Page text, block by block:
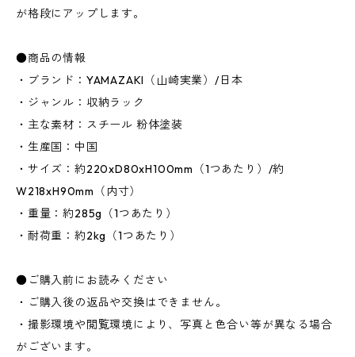
が格段にアップします。
●商品の情報
・ブランド：YAMAZAKI（山崎実業）/日本
・ジャンル：収納ラック
・主な素材：スチール 粉体塗装
・生産国：中国
・サイズ：約220xD80xH100mm（1つあたり）/約
W218xH90mm（内寸）
・重量：約285g（1つあたり）
・耐荷重：約2kg（1つあたり）
●ご購入前にお読みください
・ご購入後の返品や交換はできません。
・撮影環境や閲覧環境により、写真と色合い等が異なる場合
がございます。